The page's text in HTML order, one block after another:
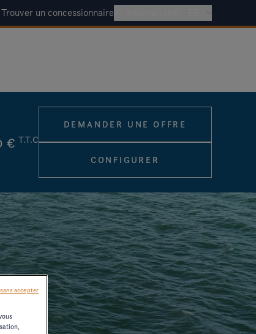
Trouver un concessionnaire
€ T.T.C
DEMANDER UNE OFFRE
CONFIGURER
accepter